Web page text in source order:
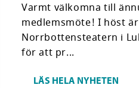
Varmt välkomna till
medlemsmöte! I höst
Norrbottensteatern i
för att pr...
LÄS HELA NYHETEN